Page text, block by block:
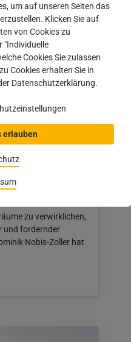
um auf unseren Seiten das
Klicken Sie auf
von Cookies zu
"Individuelle
Cookies Sie zulassen
Cookies erhalten Sie in
Datenschutzerklärung.
erlauben
zu verwirklichen,
und fordernder
Nobis-Zoller hat